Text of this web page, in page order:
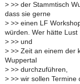
> >> der Stammtisch
dass sie gerne
> >> einen LF
würden. Wer hätte Lust
> >> und
> >> Zeit an einem der
Wuppertal
> >> durchzuführen,
> >> wir sollen